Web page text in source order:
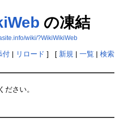
の凍結
wiki/?WikiWikiWeb
付| リロード ] [ 新規 | 一覧| 検索
ださい。